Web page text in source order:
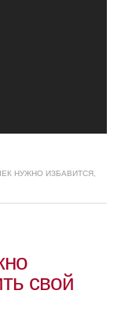
НУЖНО ИЗБАВИТСЯ,
свой